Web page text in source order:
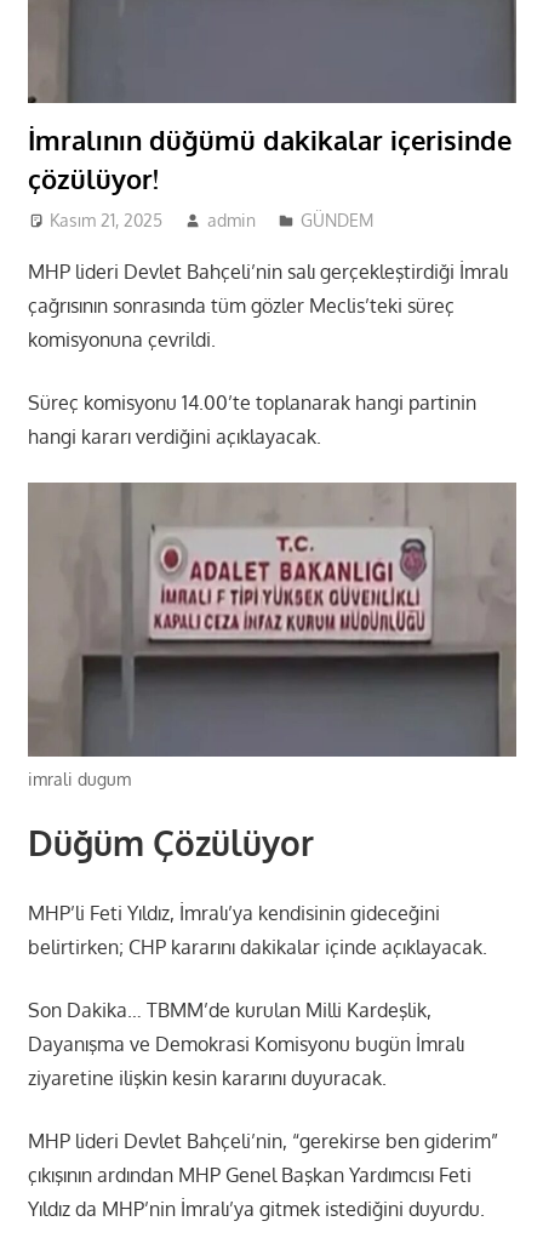
İmralının düğümü dakikalar içerisinde
çözülüyor!
Kasım 21, 2025 admin GÜNDEM
MHP lideri Devlet Bahçeli’nin salı gerçekleştirdiği İmralı
çağrısının sonrasında tüm gözler Meclis’teki süreç
komisyonuna çevrildi.
Süreç komisyonu 14.00’te toplanarak hangi partinin
hangi kararı verdiğini açıklayacak.
imrali dugum
Düğüm Çözülüyor
MHP’li Feti Yıldız, İmralı’ya kendisinin gideceğini
belirtirken; CHP kararını dakikalar içinde açıklayacak.
Son Dakika… TBMM’de kurulan Milli Kardeşlik,
Dayanışma ve Demokrasi Komisyonu bugün İmralı
ziyaretine ilişkin kesin kararını duyuracak.
MHP lideri Devlet Bahçeli’nin, “gerekirse ben giderim”
çıkışının ardından MHP Genel Başkan Yardımcısı Feti
Yıldız da MHP’nin İmralı’ya gitmek istediğini duyurdu.